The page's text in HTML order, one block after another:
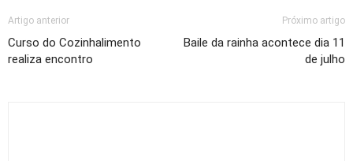
Artigo anterior
Curso do Cozinhalimento
realiza encontro
Próximo artigo
Baile da rainha acontece dia 11
de julho